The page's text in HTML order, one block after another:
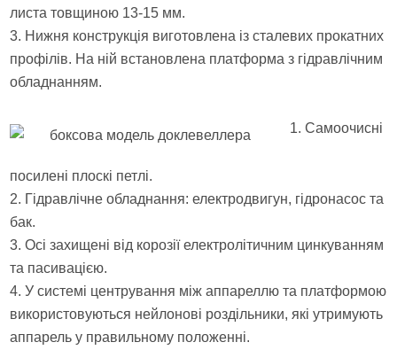
листа товщиною 13-15 мм.
3. Нижня конструкція виготовлена із сталевих прокатних
профілів. На ній встановлена платформа з гідравлічним
обладнанням.
1. Самоочисні
посилені плоскі петлі.
2. Гідравлічне обладнання: електродвигун, гідронасос та
бак.
3. Осі захищені від корозії електролітичним цинкуванням
та пасивацією.
4. У системі центрування між аппареллю та платформою
використовуються нейлонові роздільники, які утримують
аппарель у правильному положенні.